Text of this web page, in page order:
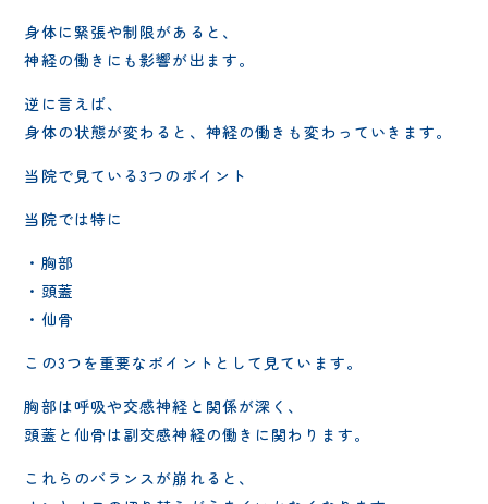
身体に緊張や制限があると、
神経の働きにも影響が出ます。
逆に言えば、
身体の状態が変わると、神経の働きも変わっていきます。
当院で見ている3つのポイント
当院では特に
・胸部
・頭蓋
・仙骨
この3つを重要なポイントとして見ています。
胸部は呼吸や交感神経と関係が深く、
頭蓋と仙骨は副交感神経の働きに関わります。
これらのバランスが崩れると、